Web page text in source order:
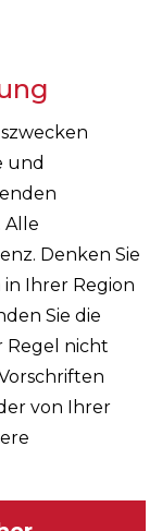
und
Alle
Denken Sie
Ihrer Region
Sie die
Regel nicht
von Ihrer